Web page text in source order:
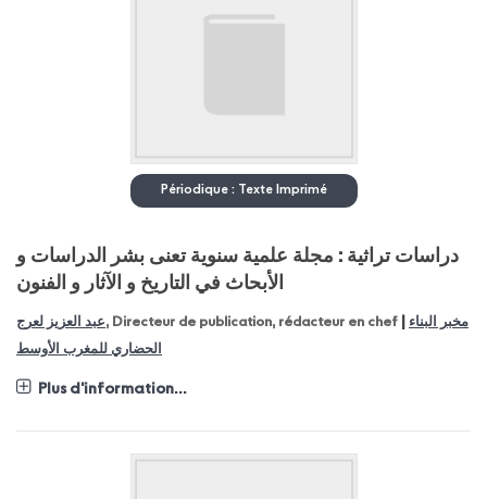
Périodique : Texte Imprimé
دراسات تراثية : مجلة علمية سنوية تعنى بشر الدراسات و
الأبحاث في التاريخ و الآثار و الفنون
عبد العزيز لعرج, Directeur de publication, rédacteur en chef
مخبر البناء
الحضاري للمغرب الأوسط
Plus d'information...